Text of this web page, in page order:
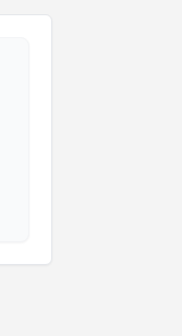
e-